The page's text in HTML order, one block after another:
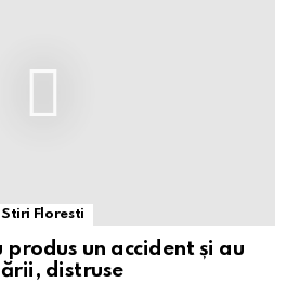
Stiri Floresti
produs un accident și au
distruse